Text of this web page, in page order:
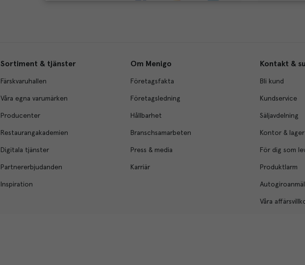
Sortiment & tjänster
Färskvaruhallen
Våra egna varumärken
Producenter
Restaurangakademien
Digitala tjänster
Partnererbjudanden
Inspiration
Om Menigo
Företagsfakta
Företagsledning
Hållbarhet
Branschsamarbeten
Press & media
Karriär
Kontakt &
Bli kund
Kundservice
Säljavdelning
Kontor & lager
För dig som
Produktlarm
Våra